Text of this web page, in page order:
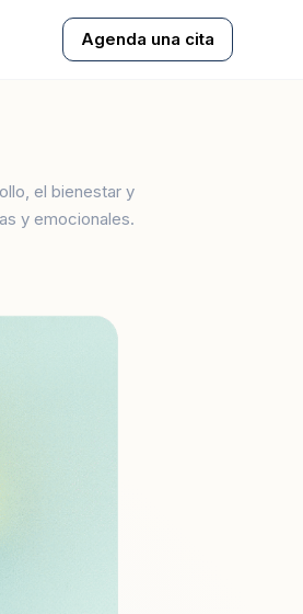
Agenda una cita
el bienestar y
y emocionales.